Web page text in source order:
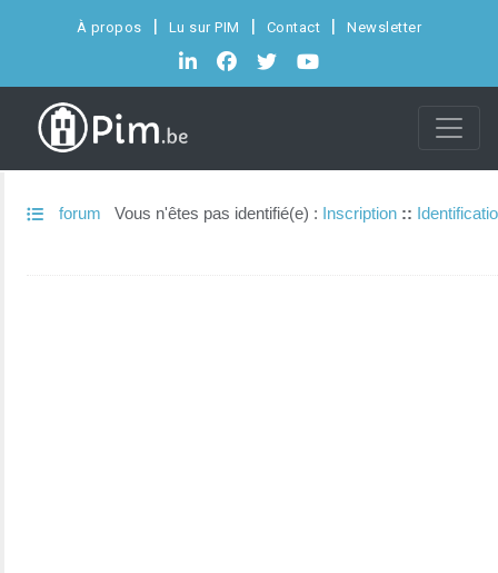
À propos Lu sur PIM Contact Newsletter
forum Vous n'êtes pas identifié(e) : Inscription ::